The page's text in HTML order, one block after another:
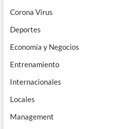
Corona Virus
Deportes
Economía y Negocios
Entrenamiento
Internacionales
Locales
Management